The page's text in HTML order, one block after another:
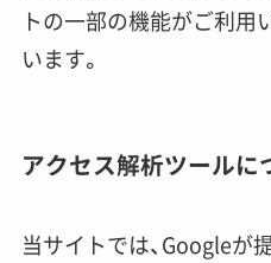
トの一部の機能がご利用
います。
アクセス解析ツールに
当サイトでは、Googleが